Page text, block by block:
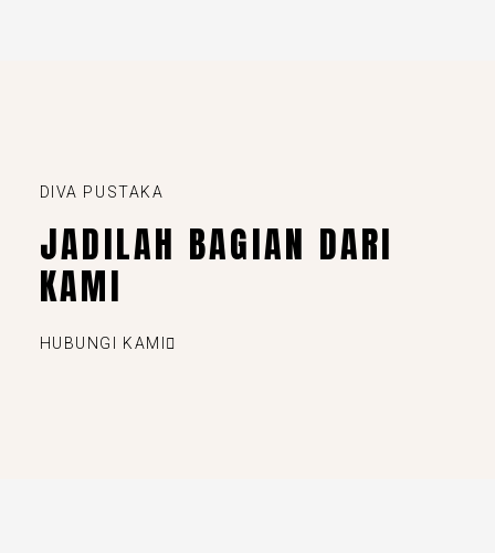
DIVA PUSTAKA
JADILAH BAGIAN DARI
KAMI
HUBUNGI KAMI